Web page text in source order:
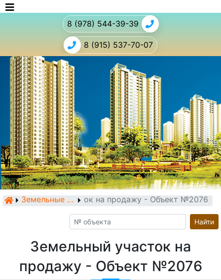
8 (978) 544-39-39
8 (915) 537-70-07
Земельные участки
Земельный участок на продажу - Объект №2076
Найти
Земельный участок на
продажу - Объект №2076